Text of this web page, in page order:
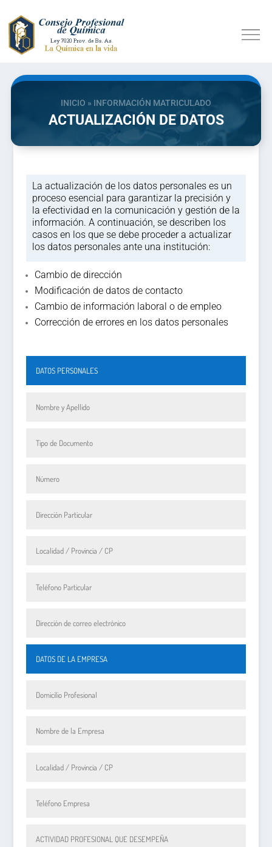
INICIO » INFORMACIÓN MATRICULADO
ACTUALIZACIÓN DE DATOS
La actualización de los datos personales es un
proceso esencial para garantizar la precisión y
la efectividad en la comunicación y gestión de la
información. A continuación, se describen los
casos en los que se debe proceder a actualizar
los datos personales ante una institución:
Cambio de dirección
Modificación de datos de contacto
Cambio de información laboral o de empleo
Corrección de errores en los datos personales